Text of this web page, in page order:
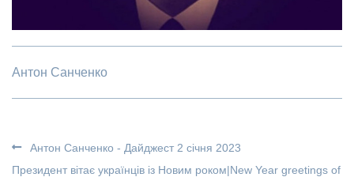
Антон Санченко
Антон Санченко - Дайджест 2 січня 2023
Президент вітає українців із Новим роком|New Year greetings of